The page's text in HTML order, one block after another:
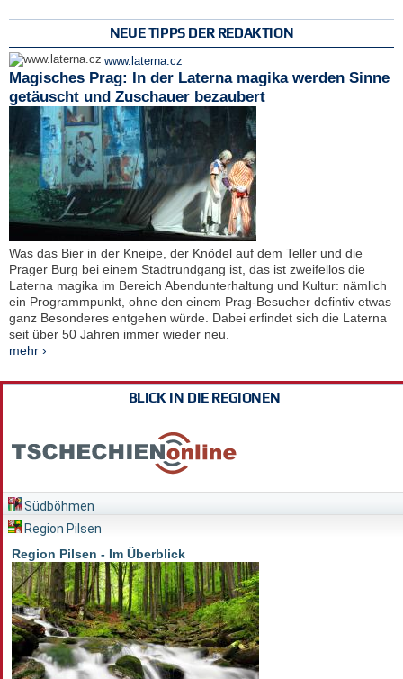
NEUE TIPPS DER REDAKTION
www.laterna.cz
Magisches Prag: In der Laterna magika werden Sinne
getäuscht und Zuschauer bezaubert
Was das Bier in der Kneipe, der Knödel auf dem Teller und die
Prager Burg bei einem Stadtrundgang ist, das ist zweifellos die
Laterna magika im Bereich Abendunterhaltung und Kultur: nämlich
ein Programmpunkt, ohne den einem Prag-Besucher defintiv etwas
ganz Besonderes entgehen würde. Dabei erfindet sich die Laterna
seit über 50 Jahren immer wieder neu.
mehr ›
BLICK IN DIE REGIONEN
Südböhmen
Region Pilsen
Region Pilsen - Im Überblick